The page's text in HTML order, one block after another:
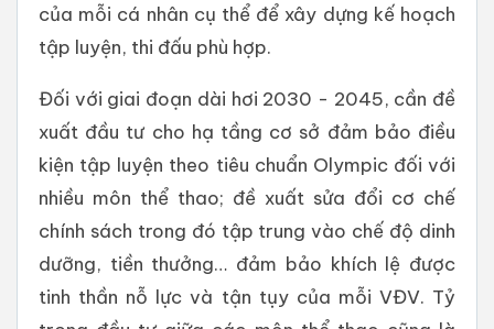
của mỗi cá nhân cụ thể để xây dựng kế hoạch
tập luyện, thi đấu phù hợp.
Đối với giai đoạn dài hơi 2030 - 2045, cần đề
xuất đầu tư cho hạ tầng cơ sở đảm bảo điều
kiện tập luyện theo tiêu chuẩn Olympic đối với
nhiều môn thể thao; đề xuất sửa đổi cơ chế
chính sách trong đó tập trung vào chế độ dinh
dưỡng, tiền thưởng… đảm bảo khích lệ được
tinh thần nỗ lực và tận tụy của mỗi VĐV. Tỷ